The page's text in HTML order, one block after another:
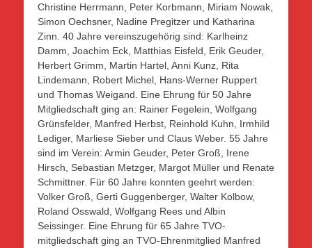
Christine Herrmann, Peter Korbmann, Miriam Nowak,
Simon Oechsner, Nadine Pregitzer und Katharina
Zinn. 40 Jahre vereinszugehörig sind: Karlheinz
Damm, Joachim Eck, Matthias Eisfeld, Erik Geuder,
Herbert Grimm, Martin Hartel, Anni Kunz, Rita
Lindemann, Robert Michel, Hans-Werner Ruppert
und Thomas Weigand. Eine Ehrung für 50 Jahre
Mitgliedschaft ging an: Rainer Fegelein, Wolfgang
Grünsfelder, Manfred Herbst, Reinhold Kuhn, Irmhild
Lediger, Marliese Sieber und Claus Weber. 55 Jahre
sind im Verein: Armin Geuder, Peter Groß, Irene
Hirsch, Sebastian Metzger, Margot Müller und Renate
Schmittner. Für 60 Jahre konnten geehrt werden:
Volker Groß, Gerti Guggenberger, Walter Kolbow,
Roland Osswald, Wolfgang Rees und Albin
Seissinger. Eine Ehrung für 65 Jahre TVO-
mitgliedschaft ging an TVO-Ehrenmitglied Manfred